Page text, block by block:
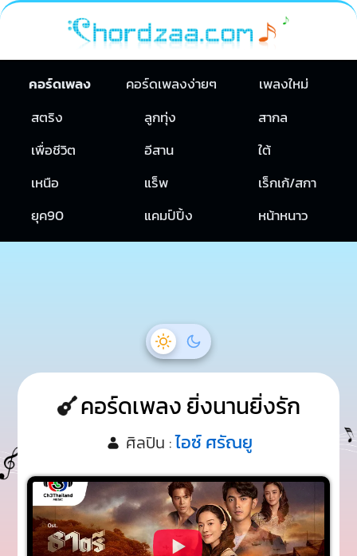
คอร์ดเพลง คอร์ดเพลงง่ายๆ
เพลงใหม่
สตริง
ลูกทุ่ง
สากล
เพื่อชีวิต
อีสาน
ใต้
เหนือ
แร็พ
เร็กเก้/สกา
ยุค90
แคมป์ปิ้ง หน้าหนาว
คอร์ดเพลง ยิ่งนานยิ่งรัก
ศิลปิน :ไอซ์ ศรัณยู